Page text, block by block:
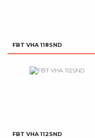
FBT VHA 118SND
FBT VHA 112SND